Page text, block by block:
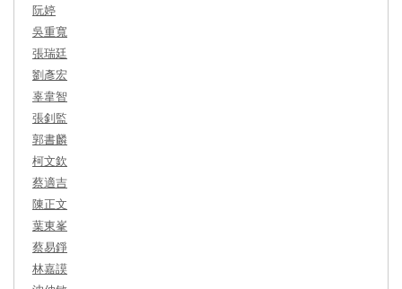
阮婷
吳重寬
張瑞廷
劉彥宏
辜韋智
張釗監
郭書麟
柯文欽
蔡適吉
陳正文
葉東峯
蔡易錚
林嘉謨